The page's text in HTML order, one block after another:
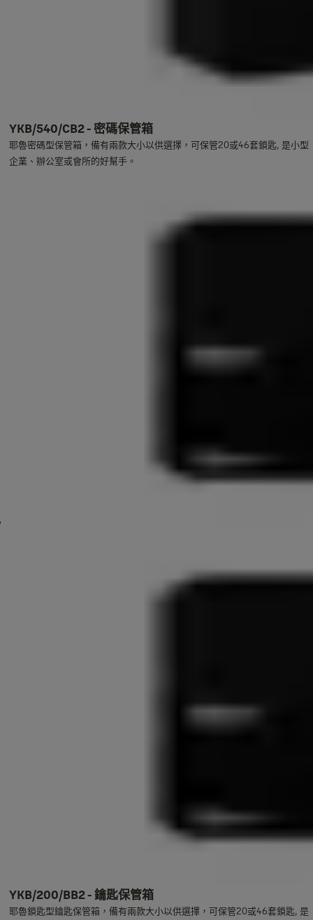
YKB/540/CB2 - 密碼保管箱
耶魯密碼型保管箱，備有兩款大小以供選擇，可保管20或46套鎖匙, 是小型
企業、辦公室或會所的好幫手。
YKB/200/BB2 - 鑰匙保管箱
耶魯鎖匙型鑰匙保管箱，備有兩款大小以供選擇，可保管20或46套鎖匙, 是